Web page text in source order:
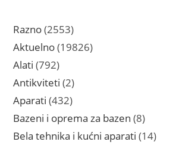
Razno 25532553
proizvoda
Aktuelno 1982619826
Alati 792792
proizvoda
Antikviteti 22
proizvoda
Aparati 432432
proizvoda
Bazeni i oprema za bazen 88
proizvoda
Bela tehnika i kućni aparati 1414